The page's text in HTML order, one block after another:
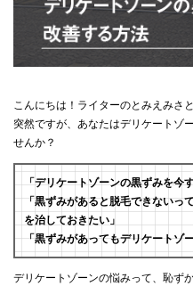
こんにちは！ライターのとみえみさと
突然ですが、あなたはデリケートゾ
せんか？
「デリケートゾーンの黒ずみを今
「黒ずみがあると脱毛できないっ
を治しておきたい」
「黒ずみがあってもデリケートゾ
デリケートゾーンの悩みって、恥ず